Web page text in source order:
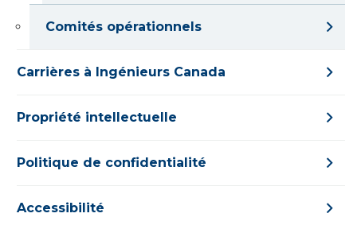
Comités opérationnels
Carrières à Ingénieurs Canada
Propriété intellectuelle
Politique de confidentialité
Accessibilité